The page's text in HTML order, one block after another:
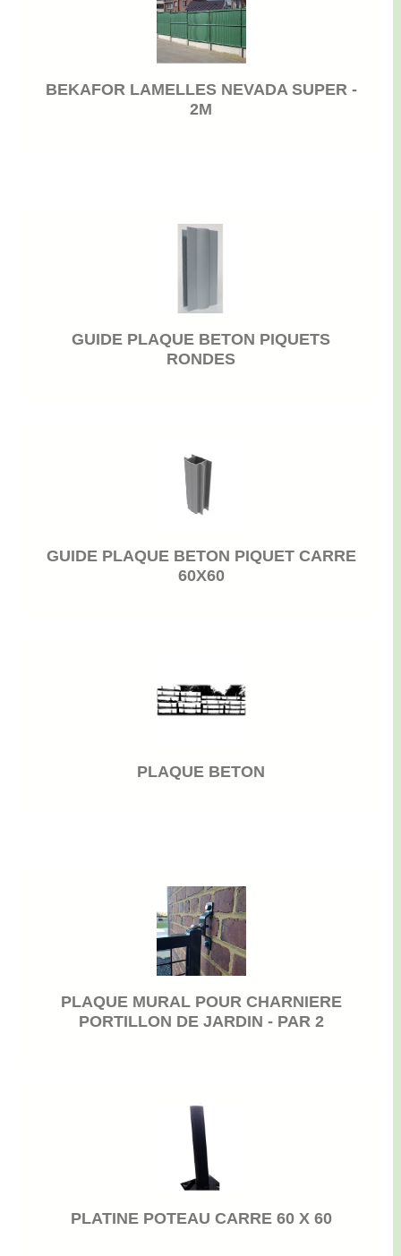
BEKAFOR LAMELLES NEVADA SUPER -
2M
GUIDE PLAQUE BETON PIQUETS
RONDES
GUIDE PLAQUE BETON PIQUET CARRE
60X60
PLAQUE BETON
PLAQUE MURAL POUR CHARNIERE
PORTILLON DE JARDIN - PAR 2
PLATINE POTEAU CARRE 60 X 60